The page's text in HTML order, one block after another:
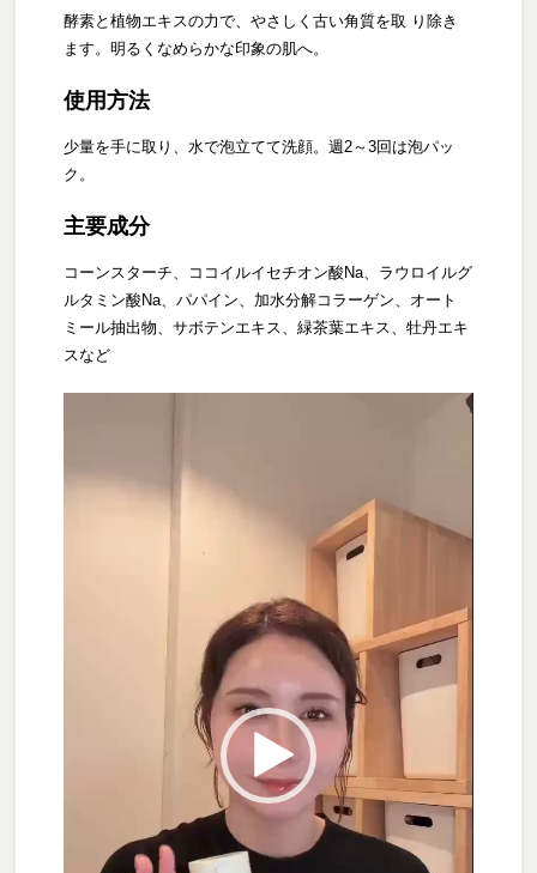
酵素と植物エキスの力で、やさしく古い角質を取 り除き
ます。明るくなめらかな印象の肌へ。
使用方法
少量を手に取り、水で泡立てて洗顔。週2～3回は泡パッ
ク。
主要成分
コーンスターチ、ココイルイセチオン酸Na、ラウロイルグ
ルタミン酸Na、パパイン、加水分解コラーゲン、オート
ミール抽出物、サボテンエキス、緑茶葉エキス、牡丹エキ
スなど